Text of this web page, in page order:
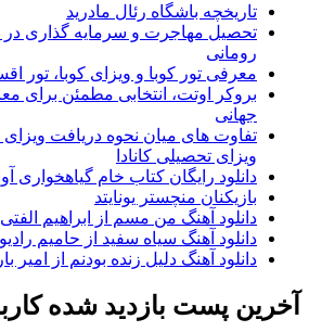
تاریخچه باشگاه رئال مادرید
تحصیل مهاجرت و سرمایه گذاری در
رومانی
معرفی تور کوبا و ویزای کوبا، تور
بروکر اوتت، انتخابی مطمئن برای
جهانی
تفاوت های میان نحوه دریافت ویزای
ویزای تحصیلی کانادا
دانلود رایگان کتاب خام گیاهخواری
بازیکنان منچستر یونایتد
دانلود آهنگ من مسم از ابراهیم
دانلود آهنگ سیاه سفید از حامیم
دانلود آهنگ دلیل زنده بودنم از امیر
آخرین پست بازدید شده